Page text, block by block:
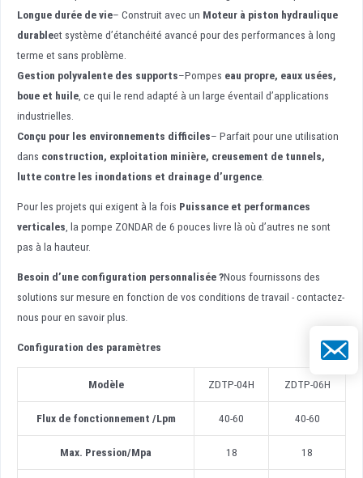
Longue durée de vie– Construit avec un Moteur à piston hydraulique
durableet système d’étanchéité avancé pour des performances à long
terme et sans problème.
Gestion polyvalente des supports–Pompes eau propre, eaux usées,
boue et huile , ce qui le rend adapté à un large éventail d’applications
industrielles.
Conçu pour les environnements difficiles– Parfait pour une utilisation
dans construction, exploitation minière, creusement de tunnels,
lutte contre les inondations et drainage d’urgence
Pour les projets qui exigent à la fois Puissance et performances
verticales , la pompe ZONDAR de 6 pouces livre là où d’autres ne sont
pas à la hauteur.
Besoin d’une configuration personnalisée ?Nous fournissons des
solutions sur mesure en fonction de vos conditions de travail - contactez-
nous pour en savoir plus.
Configuration des paramètres
Modèle ZDTP-04H ZDTP-06H
Flux de fonctionnement /Lpm 40-60 40-60
Max. Pression/Mpa 18 18
E-mail